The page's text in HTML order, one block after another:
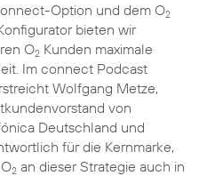
Option und dem O2
bieten wir
O2Kunden maximale
Im connect Podcast
Wolfgang Metze,
von
Deutschland und
für die Kernmarke,
2an dieser Strategie auch in